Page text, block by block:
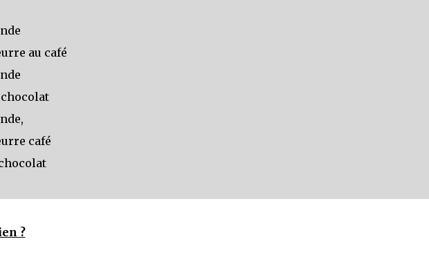
au café
chocolat
café
?